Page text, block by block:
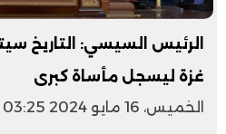
الرئيس السيسي: التاريخ
غزة ليسجل مأساة كبرى
الخميس، 16 مايو 2024 03:25 م